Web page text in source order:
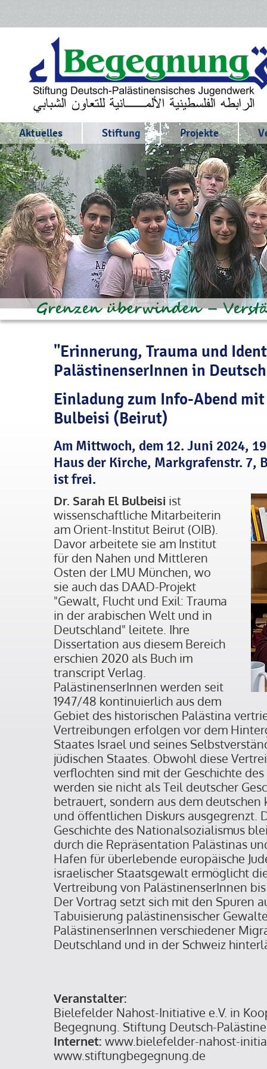
Aktuelles Stiftung Projekte
"Erinnerung, Trauma und
PalästinenserInnen in
Einladung zum Info-Abend mit
Bulbeisi (Beirut)
Am Mittwoch, dem 12. Juni 2024,
Haus der Kirche, Markgrafenstr. 7,
ist frei.
Dr. Sarah El Bulbeisi ist
wissenschaftliche Mitarbeiterin
am Orient-Institut Beirut (OIB).
Davor arbeitete sie am Institut
für den Nahen und Mittleren
Osten der LMU München, wo
sie auch das DAAD-Projekt
"Gewalt, Flucht und Exil: Trauma
in der arabischen Welt und in
Deutschland" leitete. Ihre
Dissertation aus diesem Bereich
erschien 2020 als Buch im
transcript Verlag.
PalästinenserInnen werden seit
1947/48 kontinuierlich aus dem
Gebiet des historischen Palästina
Vertreibungen erfolgen vor dem
Staates Israel und seines
jüdischen Staates. Obwohl diese
verflochten sind mit der Geschichte
werden sie nicht als Teil deutscher
betrauert, sondern aus dem
und öffentlichen Diskurs ausgegrenzt.
Geschichte des Nationalsozialismus
durch die Repräsentation Palästinas
Hafen für überlebende europäische
israelischer Staatsgewalt ermöglicht
Vertreibung von PalästinenserInnen
Der Vortrag setzt sich mit den Spuren
Tabuisierung palästinensischer
PalästinenserInnen verschiedener
Deutschland und in der Schweiz
Veranstalter:
Bielefelder Nahost-Initiative e.V. in
Begegnung. Stiftung Deutsch-
Internet: www.bielefelder-nahost-
www.stiftungbegegnung.de